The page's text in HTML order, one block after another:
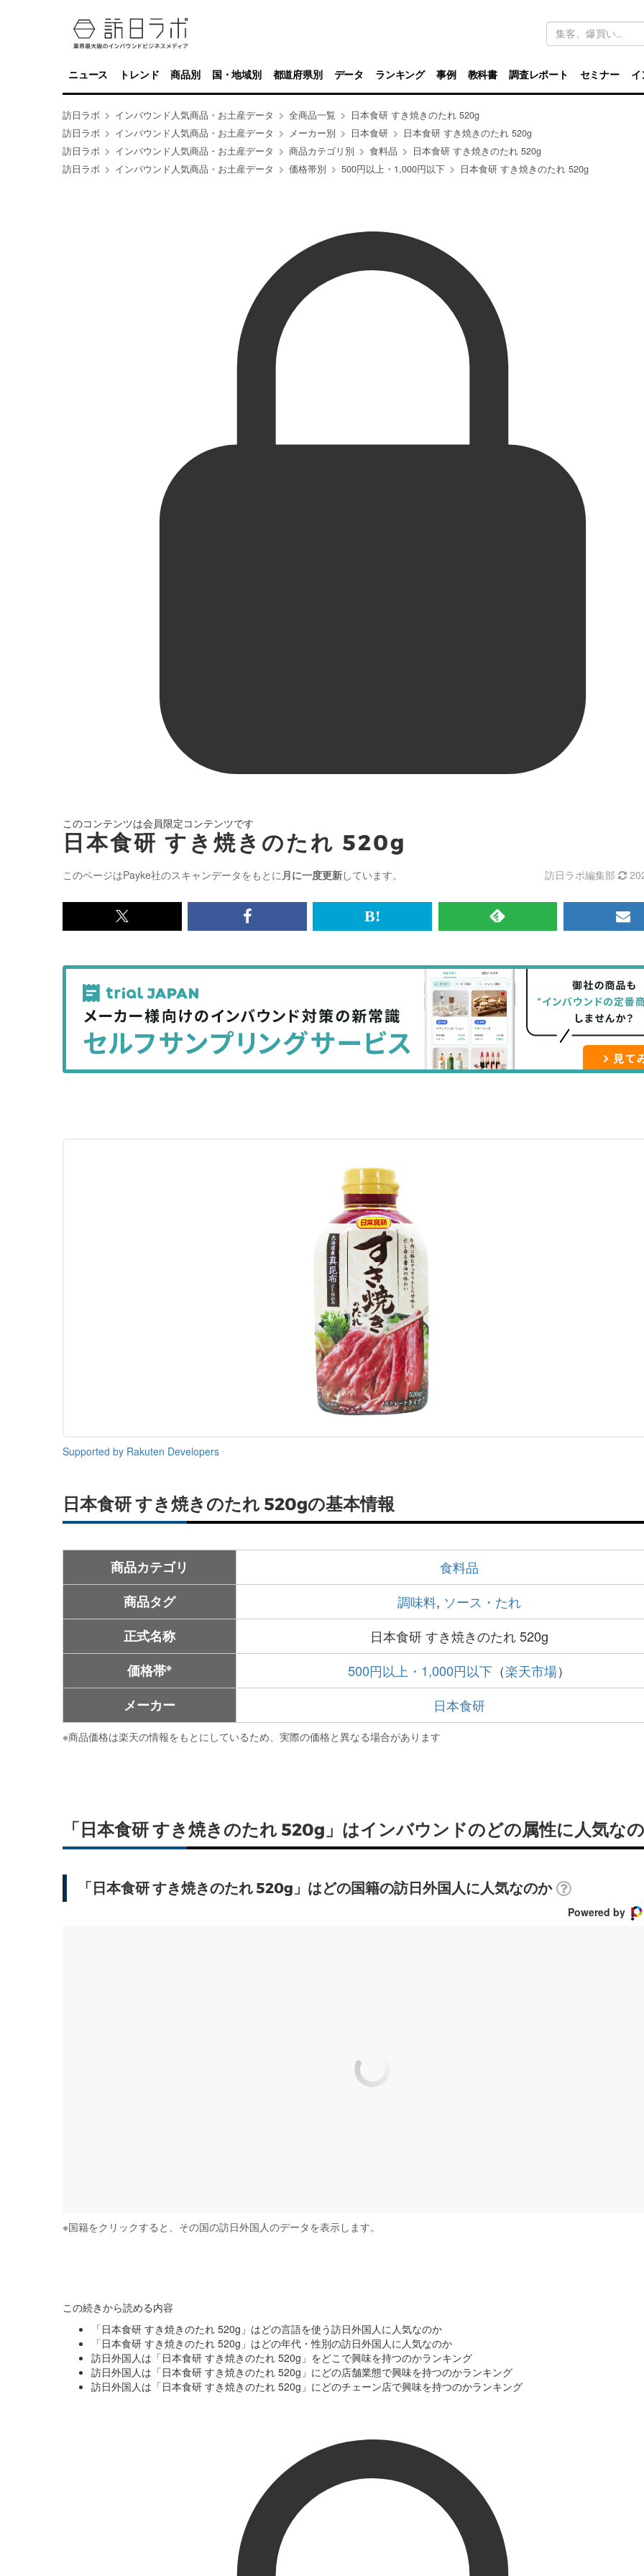
キ
ワ
ド
検
索
ニュース トレンド 商品別 国・地域別 都道府県別 データ ランキング 事例 教科書 調査レポート セミナー イ
訪日ラボ インバウンド人気商品・お土産データ 全商品一覧
日本食研 すき焼きのたれ 520g
訪日ラボ
インバウンド人気商品・お土産データ メーカー別 日本食研
日本食研 すき焼きのたれ 520g
訪日ラボ
インバウンド人気商品・お土産データ 商品カテゴリ別 食料品
日本食研 すき焼きのたれ 520g
訪日ラボ
インバウンド人気商品・お土産データ 価格帯別 500円以上・1,000円以下 日本食研 すき焼きのたれ 520g
このコンテンツは会員限定コンテンツです
日本食研 すき焼きのたれ 520g
このページはPayke社のスキャンデータをもとに 月に一度更新しています。 訪日ラボ編集部
x<br>
記
事
を
シ
ェ
Facebook<br>
記
を
シ
ェ
は
な
ッ
ク
マ
加
RSS
記
事
を
購
読
メ
マ
ガ
登
録
す
Supported by Rakuten Developers
日本食研 すき焼きのたれ 520gの基本情報
商品カテゴリ
食料品
商品タグ
調味料, ソース・たれ
正式名称
日本食研 すき焼きのたれ 520g
価格帯※ 500円以上・1,000円以下 （楽天市場）
メーカー
日本食研
※商品価格は楽天の情報をもとにしているため、実際の価格と異なる場合があります
「日本食研 すき焼きのたれ 520g」はインバウンドのどの属性に人気な
「日本食研 すき焼きのたれ 520g」はどの国籍の訪日外国人に人気なのか
Powered by
※国籍をクリックすると、その国の訪日外国人のデータを表示します。
この続きから読める内容
「日本食研 すき焼きのたれ 520g」はどの言語を使う訪日外国人に人気なのか
「日本食研 すき焼きのたれ 520g」はどの年代・性別の訪日外国人に人気なのか
訪日外国人は「日本食研 すき焼きのたれ 520g」をどこで興味を持つのかランキング
訪日外国人は「日本食研 すき焼きのたれ 520g」にどの店舗業態で興味を持つのかランキング
訪日外国人は「日本食研 すき焼きのたれ 520g」にどのチェーン店で興味を持つのかランキング